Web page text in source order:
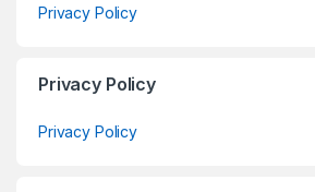
Privacy Policy
Privacy Policy
Privacy Policy